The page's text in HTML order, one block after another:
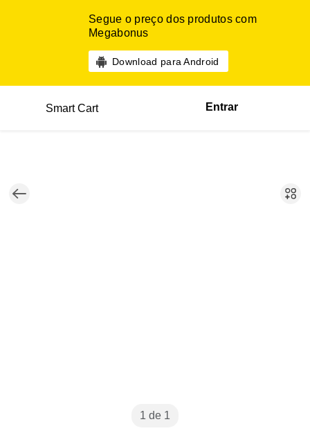
Segue o preço dos produtos com
Megabonus
Download para Android
Smart Cart Entrar
1 de 1